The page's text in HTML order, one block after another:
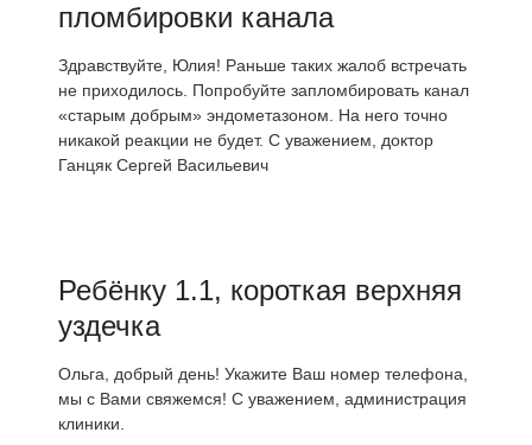
пломбировки канала
Здравствуйте, Юлия! Раньше таких жалоб встречать
не приходилось. Попробуйте запломбировать канал
«старым добрым» эндометазоном. На него точно
никакой реакции не будет. С уважением, доктор
Ганцяк Сергей Васильевич
Ребёнку 1.1, короткая верхняя
уздечка
Ольга, добрый день! Укажите Ваш номер телефона,
мы с Вами свяжемся! С уважением, администрация
клиники.